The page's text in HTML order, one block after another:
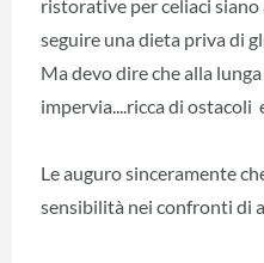
ristorative per celiaci
seguire una dieta priva di
Ma devo dire che alla
impervia....ricca di ostacoli
Le auguro sinceramente
sensibilità nei confronti di